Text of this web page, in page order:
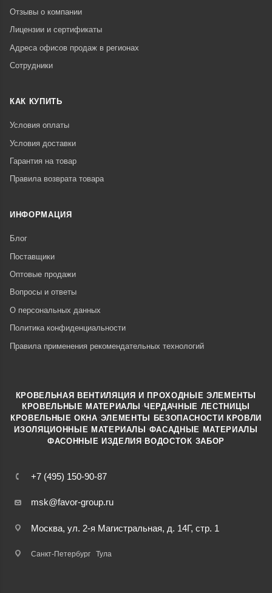
Отзывы о компании
Лицензии и сертификаты
Адреса офисов продаж в регионах
Сотрудники
КАК КУПИТЬ
Условия оплаты
Условия доставки
Гарантия на товар
Правила возврата товара
ИНФОРМАЦИЯ
Блог
Поставщики
Оптовые продажи
Вопросы и ответы
О персональных данных
Политика конфиденциальности
Правила применения рекомендательных технологий
+7 (495) 150-90-87
msk@favor-group.ru
Москва, ул. 2-я Магистральная, д. 14Г, стр. 1
Санкт-Петербург Тула
КРОВЕЛЬНАЯ ВЕНТИЛЯЦИЯ И ПРОХОДНЫЕ ЭЛЕМЕНТЫ
КРОВЕЛЬНЫЕ МАТЕРИАЛЫ ·ЧЕРДАЧНЫЕ ЛЕСТНИЦЫ
КРОВЕЛЬНЫЕ ОКНА ·ЭЛЕМЕНТЫ БЕЗОПАСНОСТИ КРОВЛИ
ИЗОЛЯЦИОННЫЕ МАТЕРИАЛЫ ·ФАСАДНЫЕ МАТЕРИАЛЫ
ФАСОННЫЕ ИЗДЕЛИЯ·ВОДОСТОК ·ЗАБОР